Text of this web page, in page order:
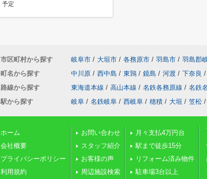
予定
市区町村から探す 岐阜市 / 大垣市 / 各務原市 / 羽島市 / 羽島郡
町名から探す
中川原 / 西中島 / 東鶉 / 鏡島 / 河渡 / 下奈良 /
路線から探す
東海道本線 / 高山本線 / 名鉄各務原線 / 名鉄
駅から探す
岐阜 / 名鉄岐阜 / 西岐阜 / 穂積 / 大垣 / 笠松 /
ホーム
会社概要
プライバシーポリシー
利用規約
お問い合わせ
スタッフ紹介
お客様の声
周辺施設検索
月々支払4万円台
駅まで徒歩15分
リフォーム済み物件
駐車場3台以上